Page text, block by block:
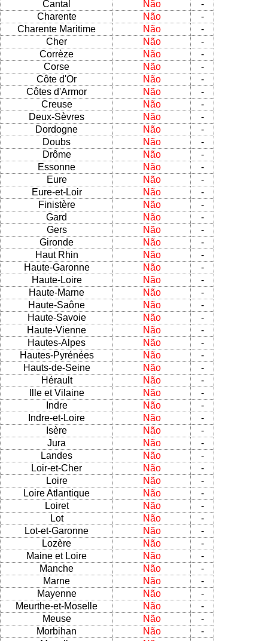
Cantal
Não
-
Charente
Não
-
Charente Maritime
Não
-
Cher
Não
-
Corrèze
Não
-
Corse
Não
-
Côte d'Or
Não
-
Côtes d'Armor
Não
-
Creuse
Não
-
Deux-Sèvres
Não
-
Dordogne
Não
-
Doubs
Não
-
Drôme
Não
-
Essonne
Não
-
Eure
Não
-
Eure-et-Loir
Não
-
Finistère
Não
-
Gard
Não
-
Gers
Não
-
Gironde
Não
-
Haut Rhin
Não
-
Haute-Garonne
Não
-
Haute-Loire
Não
-
Haute-Marne
Não
-
Haute-Saône
Não
-
Haute-Savoie
Não
-
Haute-Vienne
Não
-
Hautes-Alpes
Não
-
Hautes-Pyrénées
Não
-
Hauts-de-Seine
Não
-
Hérault
Não
-
Ille et Vilaine
Não
-
Indre
Não
-
Indre-et-Loire
Não
-
Isère
Não
-
Jura
Não
-
Landes
Não
-
Loir-et-Cher
Não
-
Loire
Não
-
Loire Atlantique
Não
-
Loiret
Não
-
Lot
Não
-
Lot-et-Garonne
Não
-
Lozère
Não
-
Maine et Loire
Não
-
Manche
Não
-
Marne
Não
-
Mayenne
Não
-
Meurthe-et-Moselle
Não
-
Meuse
Não
-
Morbihan
Não
-